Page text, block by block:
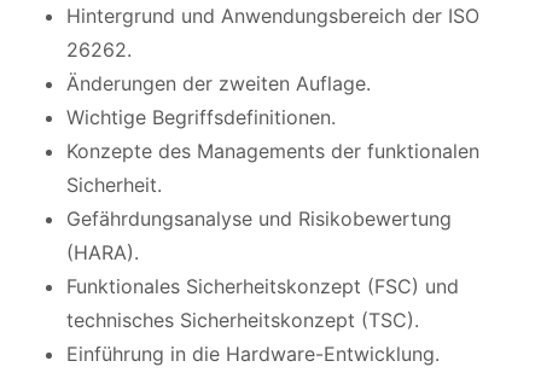
Hintergrund und Anwendungsbereich der ISO
26262.
Änderungen der zweiten Auflage.
Wichtige Begriffsdefinitionen.
Konzepte des Managements der funktionalen
Sicherheit.
Gefährdungsanalyse und Risikobewertung
(HARA).
Funktionales Sicherheitskonzept (FSC) und
technisches Sicherheitskonzept (TSC).
Einführung in die Hardware-Entwicklung.